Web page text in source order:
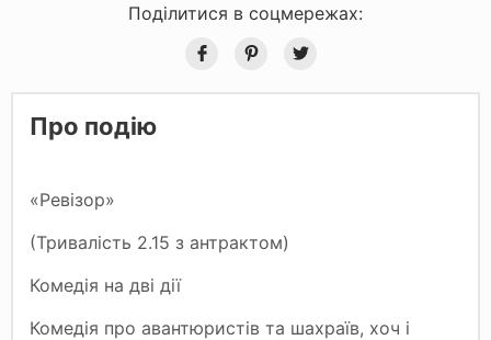
Поділитися в соцмережах:
Про подію
«Ревізор»
(Тривалість 2.15 з антрактом)
Комедія на дві дії
Комедія про авантюристів та шахраїв, хоч і